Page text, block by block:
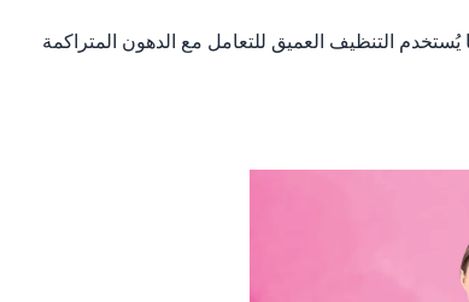
يُستخدم التنظيف العميق للتعامل مع الدهون المتراكمة